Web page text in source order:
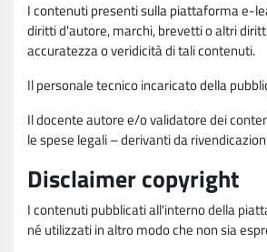
I contenuti presenti sulla piattaforma e-
diritti d'autore, marchi, brevetti o altri
accuratezza o veridicità di tali contenuti.
Il personale tecnico incaricato della
Il docente autore e/o validatore dei
le spese legali – derivanti da
Disclaimer copyright
I contenuti pubblicati all'interno della
né utilizzati in altro modo che non sia